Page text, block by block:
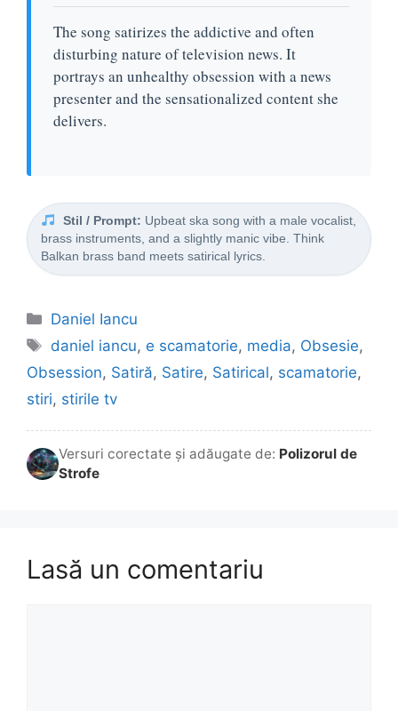
The song satirizes the addictive and often
disturbing nature of television news. It
portrays an unhealthy obsession with a news
presenter and the sensationalized content she
delivers.
Stil / Prompt: Upbeat ska song with a male vocalist,
brass instruments, and a slightly manic vibe. Think
Balkan brass band meets satirical lyrics.
Categorii
Daniel Iancu
Etichete
daniel iancu, e scamatorie, media, Obsesie,
Obsession, Satiră, Satire, Satirical, scamatorie,
stiri, stirile tv
Versuri corectate și adăugate de: Polizorul de
Strofe
Lasă un comentariu